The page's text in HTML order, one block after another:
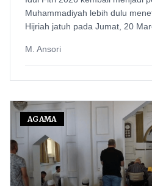
Isbat
Muhammadiyah lebih dulu
Hijriah jatuh pada Jumat, 20
M. Ansori
AGAMA